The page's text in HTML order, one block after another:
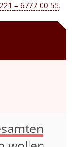
– 6777 00 55.